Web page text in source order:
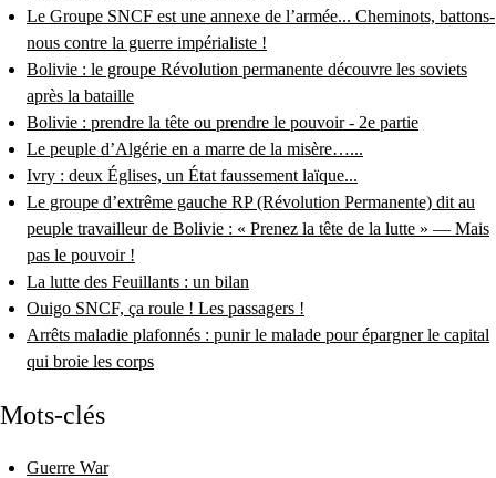
Le Groupe SNCF est une annexe de l’armée... Cheminots, battons-
nous contre la guerre impérialiste !
Bolivie : le groupe Révolution permanente découvre les soviets
après la bataille
Bolivie : prendre la tête ou prendre le pouvoir - 2e partie
Le peuple d’Algérie en a marre de la misère…...
Ivry : deux Églises, un État faussement laïque...
Le groupe d’extrême gauche RP (Révolution Permanente) dit au
peuple travailleur de Bolivie : « Prenez la tête de la lutte » — Mais
pas le pouvoir !
La lutte des Feuillants : un bilan
Ouigo SNCF, ça roule ! Les passagers !
Arrêts maladie plafonnés : punir le malade pour épargner le capital
qui broie les corps
Mots-clés
Guerre War